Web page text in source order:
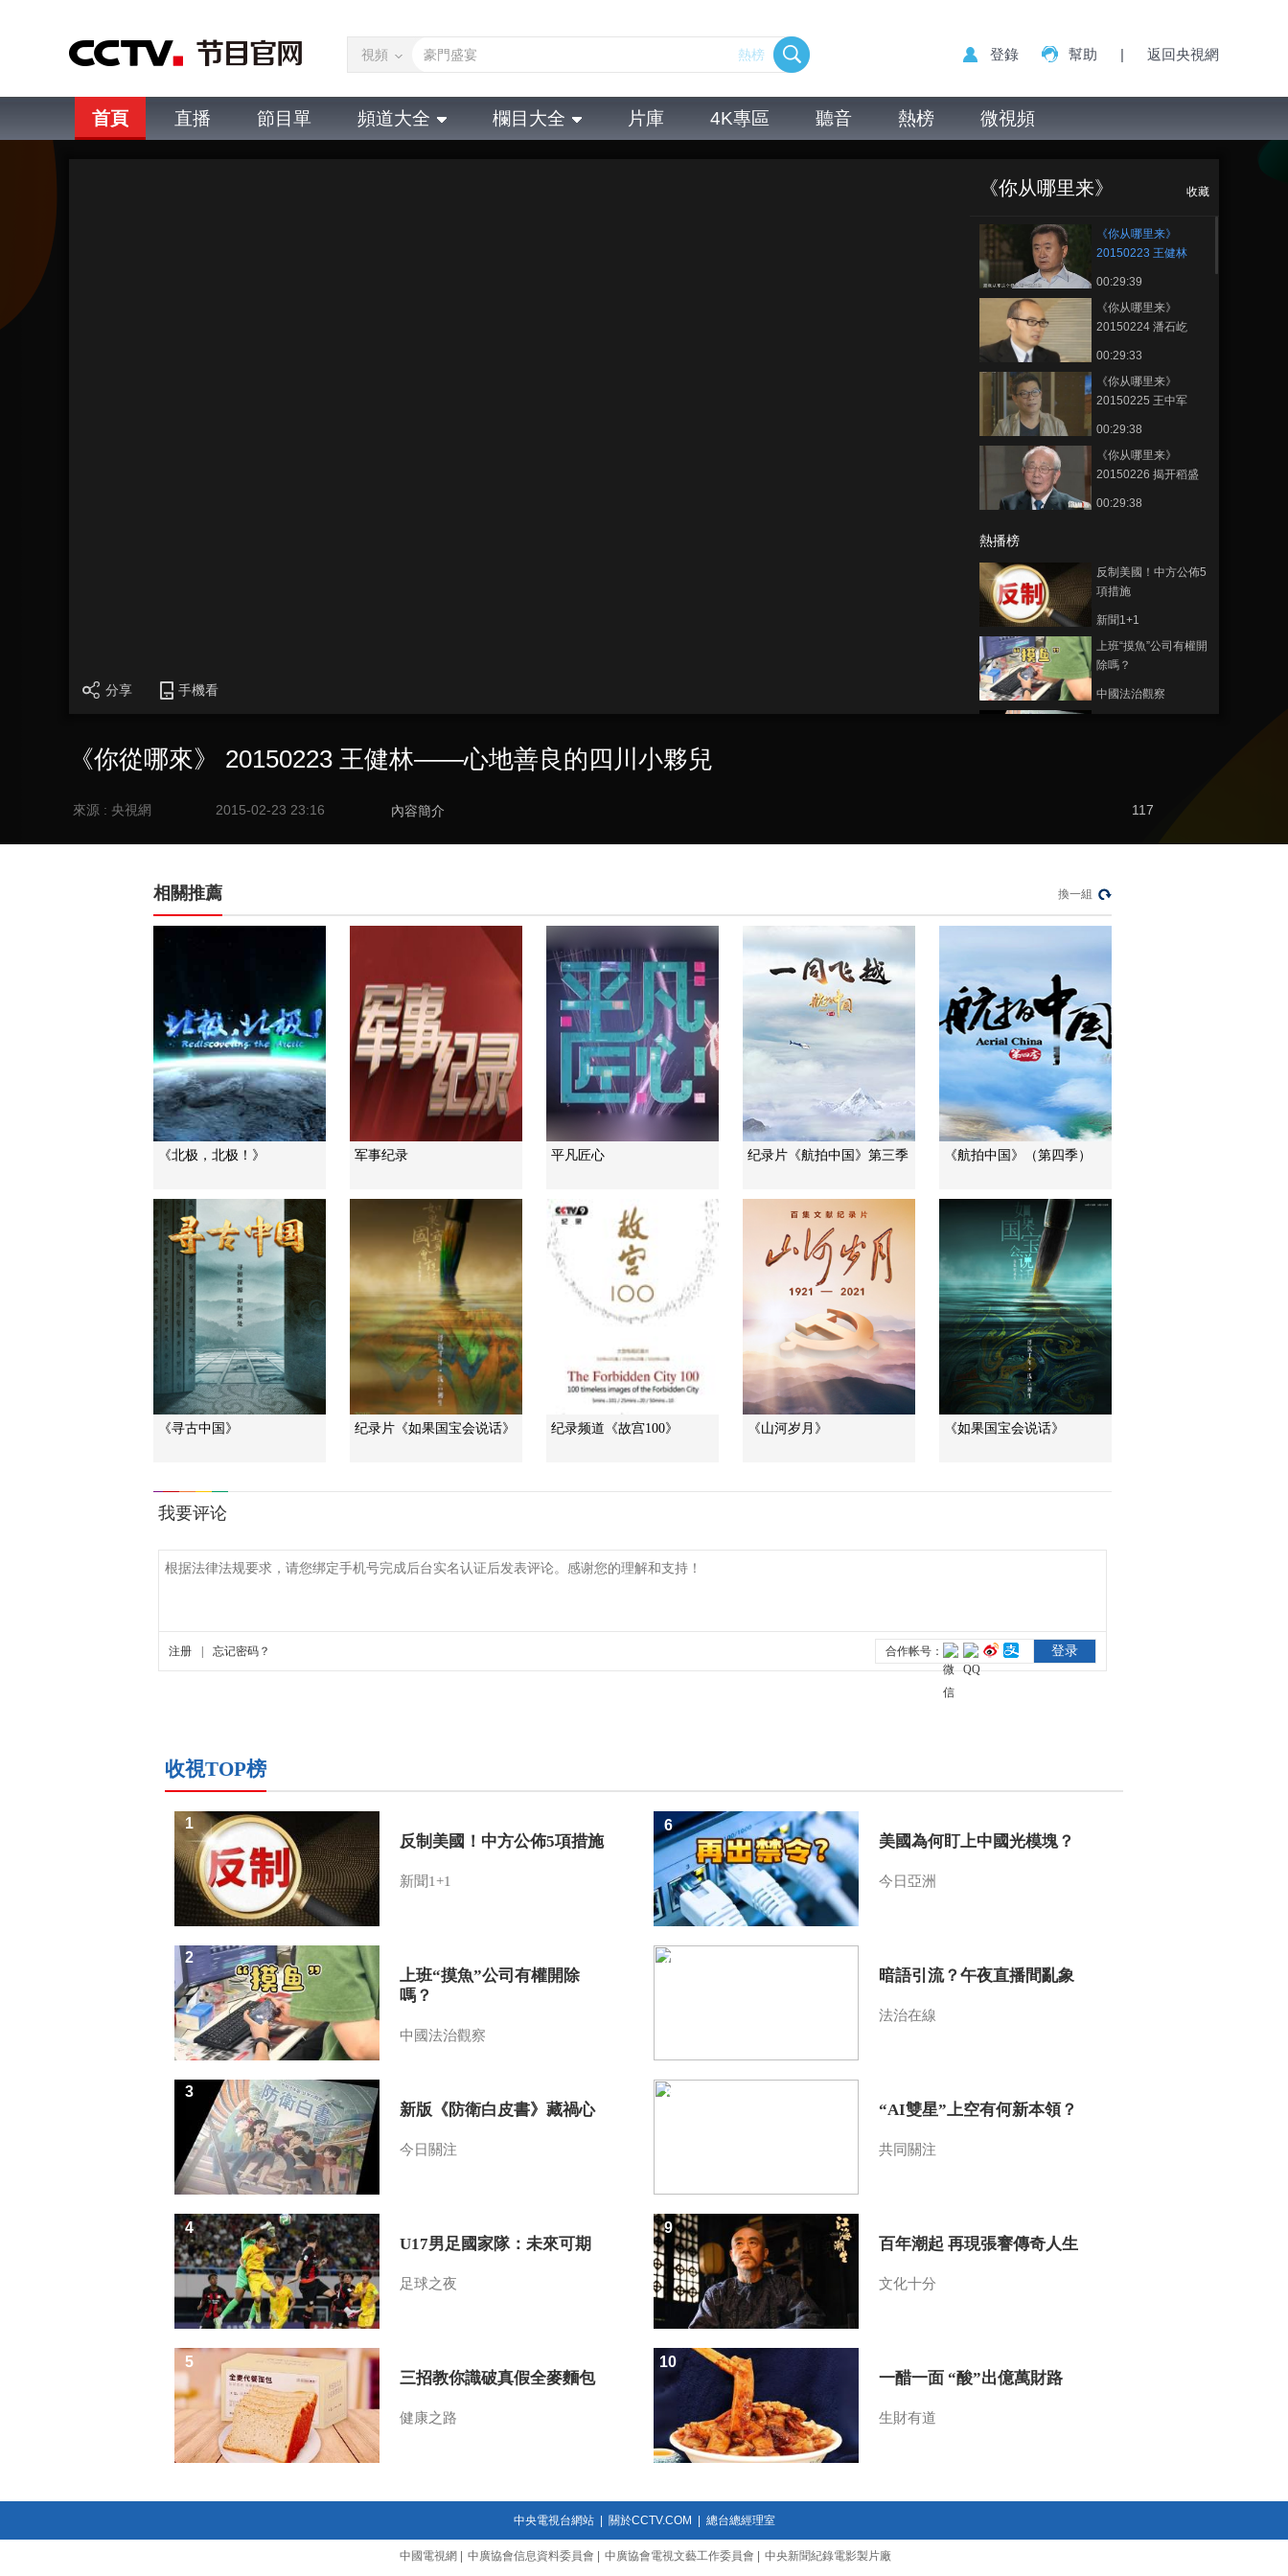
視頻 熱榜 登錄 幫助 | 返回央視網
首頁 直播 節目單 頻道大全 欄目大全 片庫 4K專區 聽音 熱榜 微視頻
分享 手機看
《你从哪里来》 收藏
的四川小伙儿
《你从哪里来》
20150223 王健林
00:29:39
《你从哪里来》
20150224 潘石屹
00:29:33
《你从哪里来》
20150225 王中军
00:29:38
《你从哪里来》
20150226 揭开稻盛
00:29:38
熱播榜
反制美國！中方公佈5
項措施
新聞1+1
上班“摸魚”公司有權開
除嗎？
中國法治觀察
足球之夜
麥麵包
健康之路
暗語引流？午夜直播
間亂象
法治在線
“AI雙星”上空有何新本
領？
共同關注
文化十分
財路
生財有道
《你從哪來》 20150223 王健林——心地善良的四川小夥兒
來源 : 央視網 2015-02-23 23:16 內容簡介 117
相關推薦 換一組
《北极，北极！》 军事纪录 平凡匠心 纪录片《航拍中国》第三季 《航拍中国》（第四季）
《寻古中国》 纪录片《如果国宝会说话》 纪录频道《故宫100》 《山河岁月》 《如果国宝会说话》
收視TOP榜
反制美國！中方公佈5項措施
新聞1+1
1
上班“摸魚”公司有權開除
嗎？
中國法治觀察
2
新版《防衛白皮書》藏禍心
今日關注
3
U17男足國家隊：未來可期
足球之夜
4
三招教你識破真假全麥麵包
健康之路
5
美國為何盯上中國光模塊？
今日亞洲
6
暗語引流？午夜直播間亂象
法治在線
7
“AI雙星”上空有何新本領？
共同關注
8
百年潮起 再現張謇傳奇人生
文化十分
9
一醋一面 “酸”出億萬財路
生財有道
10
中央電視台網站| 關於CCTV.COM 總台總經理室
中國電視網 中廣協會信息資料委員會 中廣協會電視文藝工作委員會 中央新聞紀錄電影製片廠